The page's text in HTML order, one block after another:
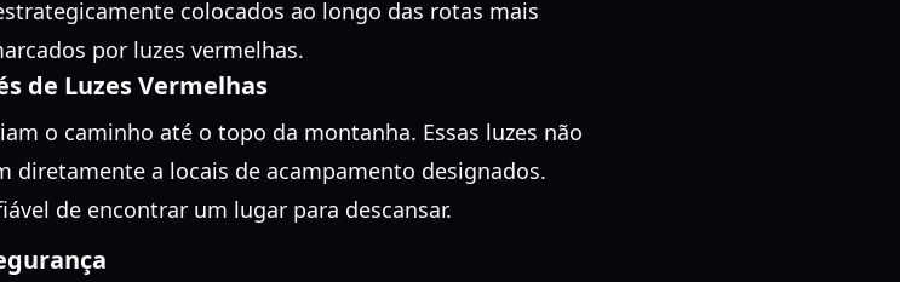
colocados ao longo das rotas mais
por luzes vermelhas.
de Luzes Vermelhas
o caminho até o topo da montanha. Essas luzes não
diretamente a locais de acampamento designados.
de encontrar um lugar para descansar.